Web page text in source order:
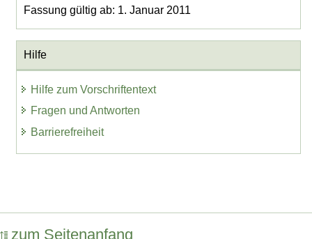
Fassung gültig ab: 1. Januar 2011
Hilfe
Hilfe zum Vorschriftentext
Fragen und Antworten
Barrierefreiheit
zum Seitenanfang